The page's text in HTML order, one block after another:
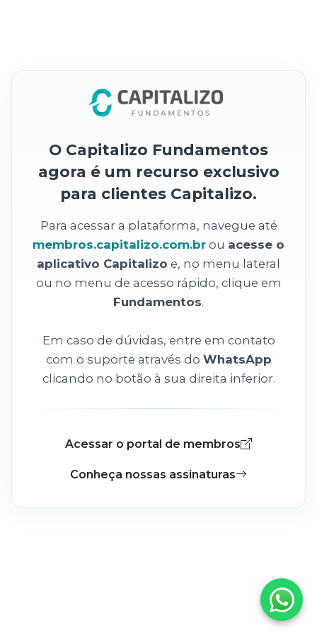
O Capitalizo Fundamentos
agora é um recurso exclusivo
para clientes Capitalizo.
Para acessar a plataforma, navegue até
membros.capitalizo.com.br ou acesse o
aplicativo Capitalizo e, no menu lateral
ou no menu de acesso rápido, clique em
Fundamentos.
Em caso de dúvidas, entre em contato
com o suporte através do WhatsApp
clicando no botão à sua direita inferior.
Acessar o portal de membros
Conheça nossas assinaturas